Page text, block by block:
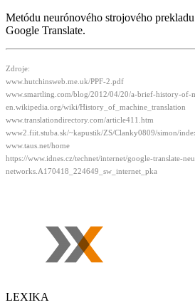
Metódu neurónového strojového
Google Translate.
Zdroje:
www.hutchinsweb.me.uk/PPF-2.pdf
www.smartling.com/blog/2012/04/20/a-brief-history-of-
en.wikipedia.org/wiki/History_of_machine_translation
www.translationdirectory.com/article411.htm
www2.fiit.stuba.sk/~kapustik/ZS/Clanky0809/simon/
www.taus.net/home
https://www.idnes.cz/technet/internet/google-translate-
networks.A170418_224649_sw_internet_pka
LEXIKA